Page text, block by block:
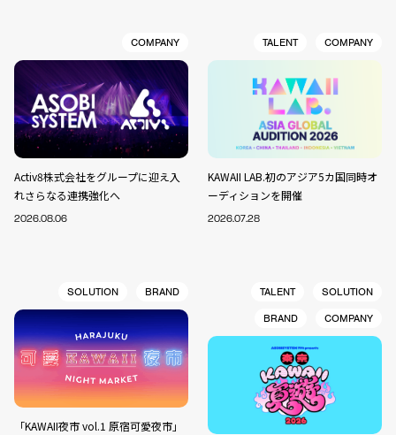
COMPANY
Activ8株式会社をグループに迎え入
れさらなる連携強化へ
2026.08.06
TALENT COMPANY
KAWAII LAB.初のアジア5カ国同時オ
ーディションを開催
2026.07.28
SOLUTION BRAND
「KAWAII夜市 vol.1 原宿可愛夜市」
TALENT
SOLUTION
BRAND
COMPANY